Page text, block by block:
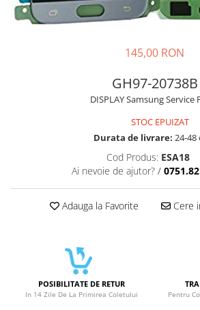
FOLD
FOLD SERVICE PACK
Ecrane Pentru IPHONE
SERIA X
SERIA 15
145,00 RON
GH97-20738B
DISPLAY Samsung Service
STOC EPUIZAT
Durata de livrare: 24-48
Cod Produs: ESA18
Ai nevoie de ajutor? /
Adauga la Favorite Cere
POSIBILITATE DE RETUR
In 14 Zile De La Primirea Coletului Pentru